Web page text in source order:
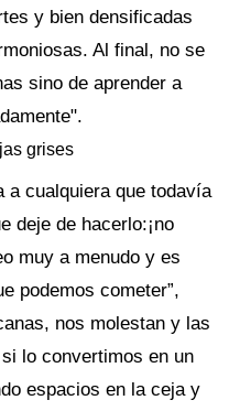
y bien densificadas
Al final, no se
sino de aprender a
grises
a cualquiera que todavía
deje de hacerlo:¡no
muy a menudo y es
podemos cometer”,
nos molestan y las
lo convertimos en un
espacios en la ceja y